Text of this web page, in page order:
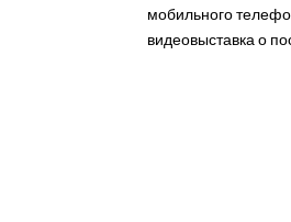
мобильного
видеовыставка о